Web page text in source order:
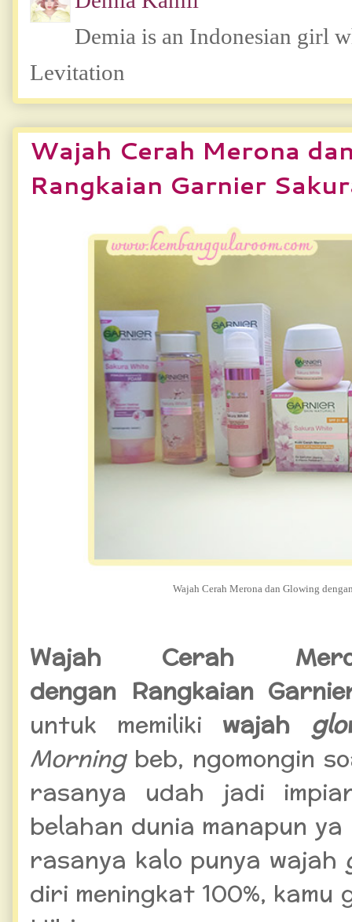
Demia is an Indonesian girl
Levitation
Wajah Cerah Merona
Rangkaian Garnier
Wajah Cerah Merona dan Glowing
Wajah Cerah
dengan Rangkaian
untuk memiliki wajah
Morningbeb, ngomongin
rasanya udah jadi
belahan dunia manapun
rasanya kalo punya wajah
diri meningkat 100%,